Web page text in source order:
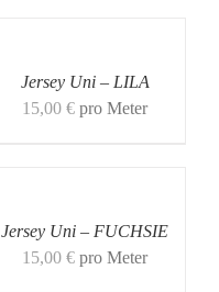
Jersey Uni – LILA
15,00 € pro Meter
Jersey Uni – FUCHSIE
15,00 € pro Meter